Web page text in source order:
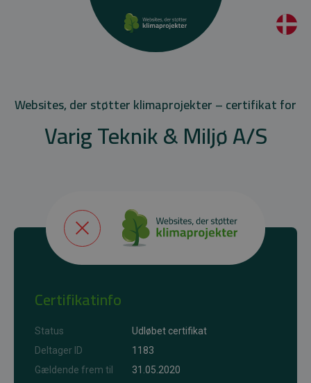
Websites, der støtter klimaprojekter – certifikat for
Varig Teknik & Miljø A/S
Certifikatinfo
Status
Udløbet certifikat
Deltager ID
1183
Gældende frem til
31.05.2020